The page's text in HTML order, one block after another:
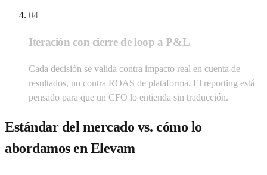
04
Iteración con cierre de loop a P&L
Cada decisión se valida contra impacto real en cuenta de
resultados, no contra ROAS de plataforma. El reporting está
pensado para que un CFO lo entienda sin traducción.
Estándar del mercado vs. cómo lo
abordamos en Elevam